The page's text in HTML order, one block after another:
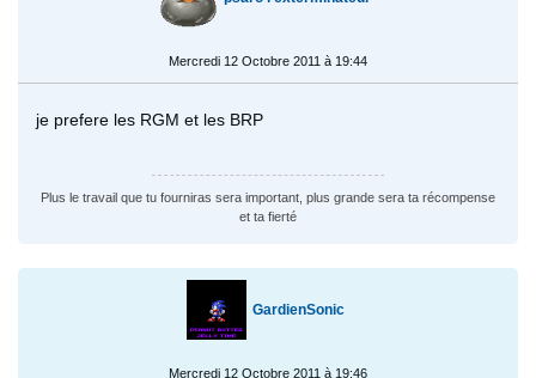
Mercredi 12 Octobre 2011 à 19:44
je prefere les RGM et les BRP
Plus le travail que tu fourniras sera important, plus grande sera ta récompense
et ta fierté
GardienSonic
Mercredi 12 Octobre 2011 à 19:46